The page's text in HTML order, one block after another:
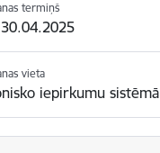
termiņš
vieta
iepirkumu sistēmā